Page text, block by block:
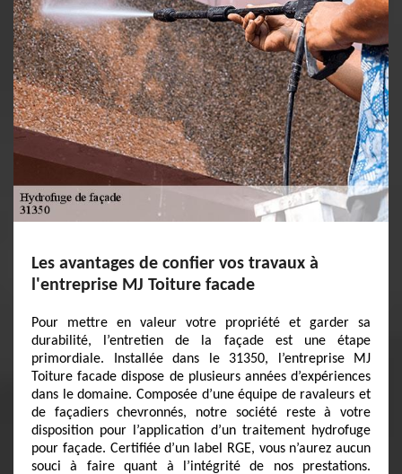
Les avantages de confier vos travaux à
l'entreprise MJ Toiture facade
Pour mettre en valeur votre propriété et garder sa
durabilité, l’entretien de la façade est une étape
primordiale. Installée dans le 31350, l’entreprise MJ
Toiture facade dispose de plusieurs années d’expériences
dans le domaine. Composée d’une équipe de ravaleurs et
de façadiers chevronnés, notre société reste à votre
disposition pour l’application d’un traitement hydrofuge
pour façade. Certifiée d’un label RGE, vous n’aurez aucun
souci à faire quant à l’intégrité de nos prestations.